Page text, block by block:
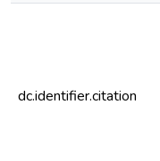
dc.identifier.citation